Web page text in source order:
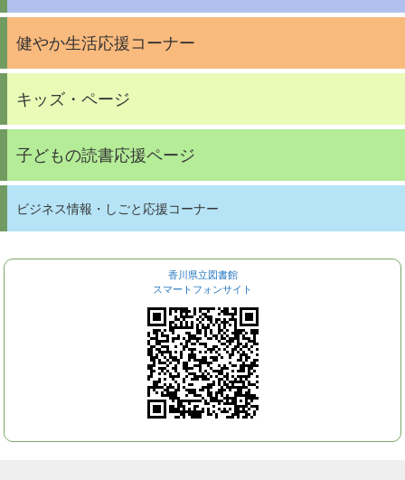
健やか生活応援コーナー
キッズ・ページ
子どもの読書応援ページ
ビジネス情報・しごと応援コーナー
香川県立図書館
スマートフォンサイト